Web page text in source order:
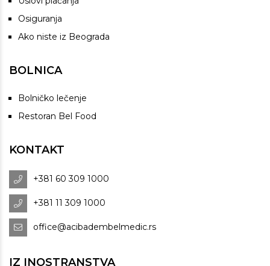
Osiguranja
Ako niste iz Beograda
BOLNICA
Bolničko lečenje
Restoran Bel Food
KONTAKT
+381 60 309 1000
+381 11 309 1000
office@acibadembelmedic.rs
IZ INOSTRANSTVA